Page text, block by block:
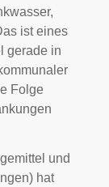
ist eines
gerade in
Folge
und
hat